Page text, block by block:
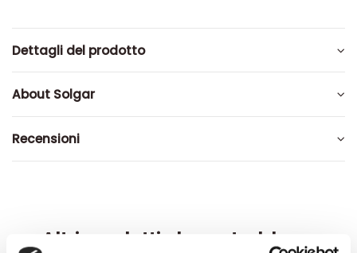
Dettagli del prodotto
About Solgar
Recensioni
Altri prodotti che potrebbero